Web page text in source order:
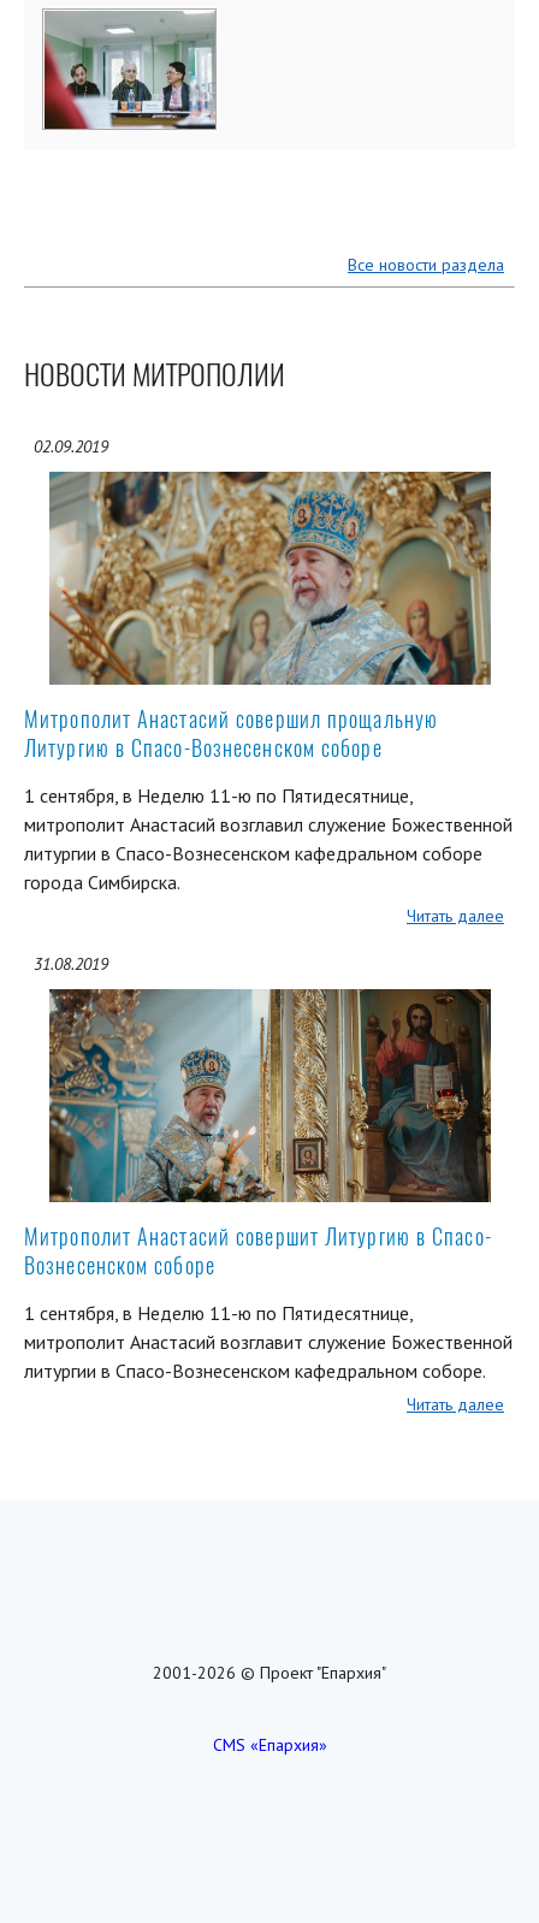
Все новости раздела
НОВОСТИ МИТРОПОЛИИ
02.09.2019
Митрополит Анастасий совершил прощальную
Литургию в Спасо-Вознесенском соборе
1 сентября, в Неделю 11-ю по Пятидесятнице,
митрополит Анастасий возглавил служение Божественной
литургии в Спасо-Вознесенском кафедральном соборе
города Симбирска.
Читать далее
31.08.2019
Митрополит Анастасий совершит Литургию в Спасо-
Вознесенском соборе
1 сентября, в Неделю 11-ю по Пятидесятнице,
митрополит Анастасий возглавит служение Божественной
литургии в Спасо-Вознесенском кафедральном соборе.
Читать далее
2001-2026 © Проект "Епархия"
CMS «Епархия»